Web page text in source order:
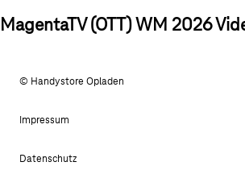
MagentaTV (OTT) WM 2026
© Handystore Opladen
Impressum
Datenschutz